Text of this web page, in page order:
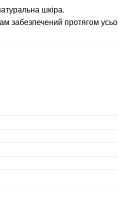
шкіра.
забезпечений протягом